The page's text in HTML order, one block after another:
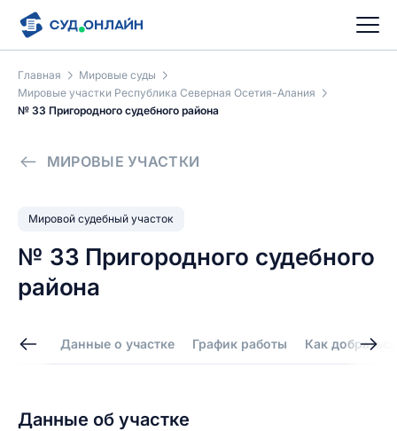
Главная
Мировые суды
Мировые участки Республика Северная Осетия-Алания
№ 33 Пригородного судебного района
МИРОВЫЕ УЧАСТКИ
Мировой судебный участок
№ 33 Пригородного судебного
района
Данные о участке График работы Как добраться
Данные об участке